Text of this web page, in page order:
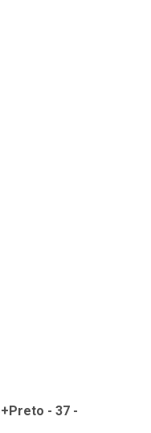
- 37 -